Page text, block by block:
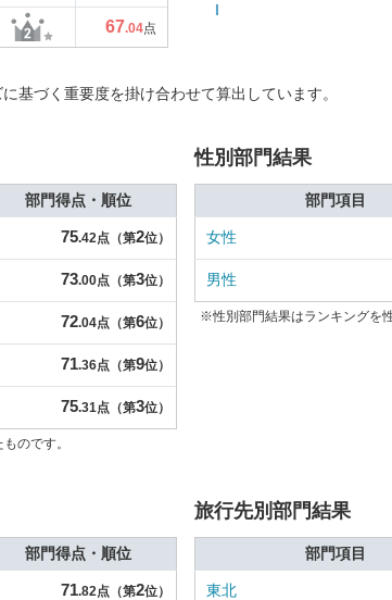
67.04点
I
基づく重要度を掛け合わせて算出しています。
部門得点・順位
75.42点（第2位）
73.00点（第3位）
72.04点（第6位）
71.36点（第9位）
75.31点（第3位）
のです。
性別部門結果
部門項目
女性
男性
※性別部門結果はランキングを
部門得点・順位
71.82点（第2位）
旅行先別部門結果
部門項目
東北